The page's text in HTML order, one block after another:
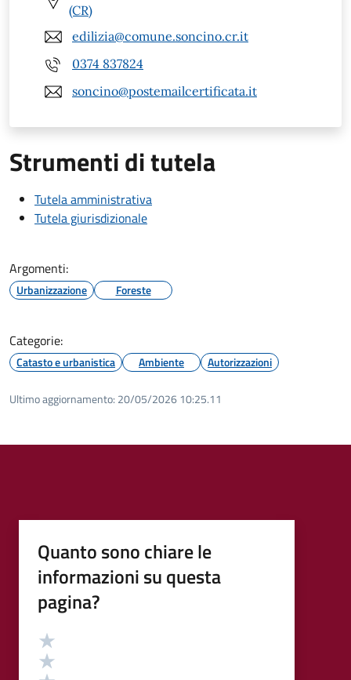
(CR)
edilizia@comune.soncino.cr.it
0374 837824
soncino@postemailcertificata.it
Strumenti di tutela
Tutela amministrativa
Tutela giurisdizionale
Argomenti:
Urbanizzazione Foreste
Categorie:
Catasto e urbanistica Ambiente Autorizzazioni
Ultimo aggiornamento: 20/05/2026 10:25.11
Quanto sono chiare le
informazioni su questa
pagina?
Valutazione